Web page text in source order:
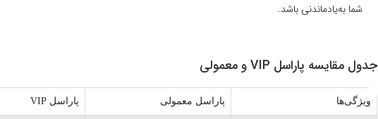
شما به‌یادماندنی باشد.
جدول مقایسه پاراسل VIP و معمولی
ویژگی‌ها پاراسل معمولی پاراسل